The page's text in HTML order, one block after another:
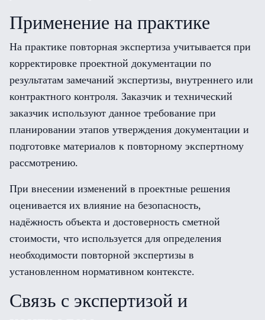
Применение на практике
На практике повторная экспертиза учитывается при
корректировке проектной документации по
результатам замечаний экспертизы, внутреннего или
контрактного контроля. Заказчик и технический
заказчик используют данное требование при
планировании этапов утверждения документации и
подготовке материалов к повторному экспертному
рассмотрению.
При внесении изменений в проектные решения
оценивается их влияние на безопасность,
надёжность объекта и достоверность сметной
стоимости, что используется для определения
необходимости повторной экспертизы в
установленном нормативном контексте.
Связь с экспертизой и